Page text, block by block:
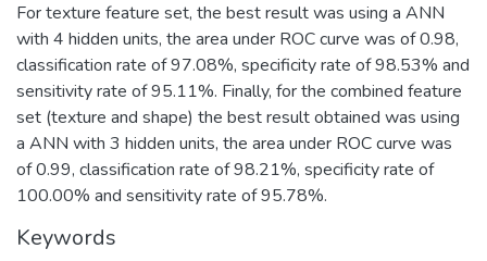
For texture feature set, the best result was using a ANN
with 4 hidden units, the area under ROC curve was of 0.98,
classification rate of 97.08%, specificity rate of 98.53% and
sensitivity rate of 95.11%. Finally, for the combined feature
set (texture and shape) the best result obtained was using
a ANN with 3 hidden units, the area under ROC curve was
of 0.99, classification rate of 98.21%, specificity rate of
100.00% and sensitivity rate of 95.78%.
Keywords